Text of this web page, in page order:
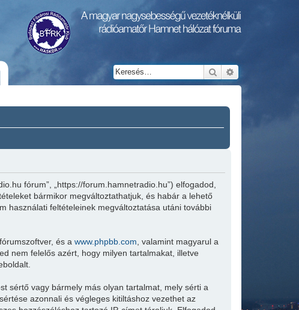
Keresés
fórum”, „https://forum.hamnetradio.hu”) elfogadod,
bármikor megváltoztathatjuk, és habár a lehető
használati feltételeinek megváltoztatása utáni további
és awww.phpbb.com , valamint magyarul a
nem felelős azért, hogy milyen tartalmakat, illetve
sértő vagy bármely más olyan tartalmat, mely sérti a
azonnali és végleges kitiltáshoz vezethet az